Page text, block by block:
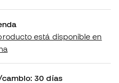
está disponible en
30 días